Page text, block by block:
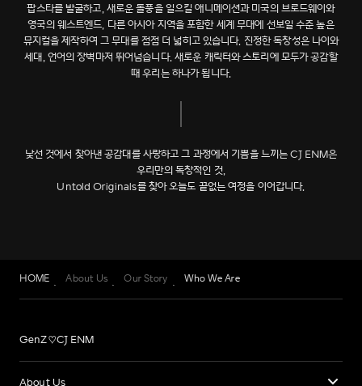
팝스타를 발굴하고, 새로운 돌풍을 일으킬 애니메이션과 미국의 브로드웨이와
영국의 웨스트엔드, 다른 아시아 지역을 포함한 세계 무대에 선보일 수준 높은
뮤지컬을 제작하여 그 무대를 점점 더 넓히고 있습니다. 진정한 독창성은 나이와
세대, 언어의 장벽마저 뛰어넘습니다. 새로운 캐릭터와 스토리에 모두가 공감할
때 우리는 하나가 됩니다.
낯선 것에서 찾아낸 공감대를 사랑하고 그 과정에서 기쁨을 느끼는 CJ ENM은
우리만의 독창적인 것,
Untold Originals를 찾아 오늘도 끝없는 여정을 이어갑니다.
HOME About Us Our Story Who We Are
GenZ♡CJ ENM
About Us